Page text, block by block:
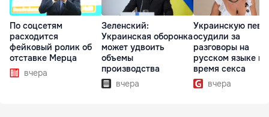
По соцсетям
расходится
фейковый ролик об
отставке Мерца
вчера
Зеленский:
Украинская оборонка
может удвоить
объемы
производства
вчера
Украинскую
осудили за
разговоры на
русском языке во
время секса
вчера